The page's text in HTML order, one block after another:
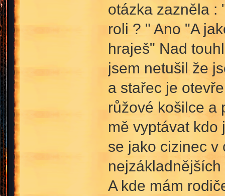
otázka zazněla :
roli ? " Ano "A
hraješ" Nad
jsem netušil že
a stařec je
růžové košilce a
mě vyptávat kdo
se jako cizinec v
A kde mám